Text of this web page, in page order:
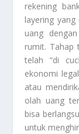
rekening
layering
uang
rumit. Tahap
telah “di
ekonomi
atau
olah uang
bisa
untuk